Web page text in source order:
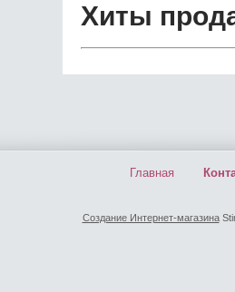
Хиты
Главная
Создание Интернет-магазина